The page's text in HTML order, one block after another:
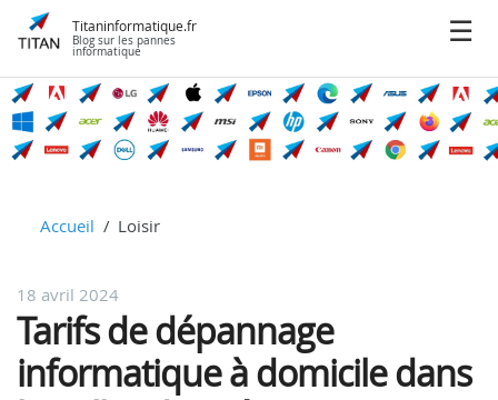
Titaninformatique.fr
Blog sur les pannes
informatique
Accueil Loisir
18 avril 2024
Tarifs de dépannage
informatique à domicile dans